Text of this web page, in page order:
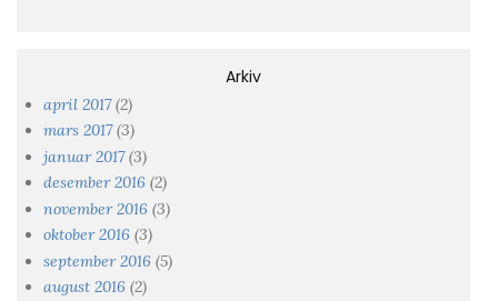
Arkiv
april 2017(2)
mars 2017(3)
januar 2017(3)
desember 2016 (2)
november 2016 (3)
oktober 2016 (3)
september 2016 (5)
august 2016 (2)